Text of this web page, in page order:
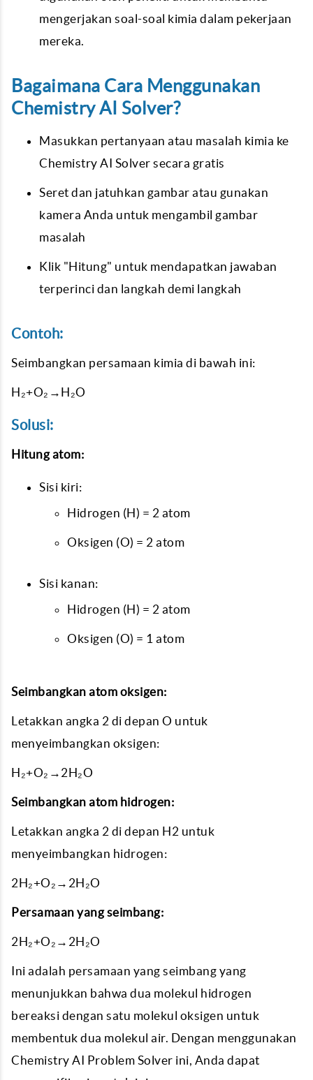
mengerjakan soal-soal kimia dalam pekerjaan
mereka.
Bagaimana Cara Menggunakan
Chemistry AI Solver?
Masukkan pertanyaan atau masalah kimia ke
Chemistry AI Solver secara gratis
Seret dan jatuhkan gambar atau gunakan
kamera Anda untuk mengambil gambar
masalah
Klik "Hitung" untuk mendapatkan jawaban
terperinci dan langkah demi langkah
Contoh:
Seimbangkan persamaan kimia di bawah ini:
H₂+O₂→H₂O
Solusi:
Hitung atom:
Sisi kiri:
Hidrogen (H) = 2 atom
Oksigen (O) = 2 atom
Sisi kanan:
Hidrogen (H) = 2 atom
Oksigen (O) = 1 atom
Seimbangkan atom oksigen:
Letakkan angka 2 di depan O untuk
menyeimbangkan oksigen:
H₂+O₂→2H₂O
Seimbangkan atom hidrogen:
Letakkan angka 2 di depan H2 untuk
menyeimbangkan hidrogen:
2H₂+O₂→2H₂O
Persamaan yang seimbang:
2H₂+O₂→2H₂O
Ini adalah persamaan yang seimbang yang
menunjukkan bahwa dua molekul hidrogen
bereaksi dengan satu molekul oksigen untuk
membentuk dua molekul air. Dengan menggunakan
Chemistry AI Problem Solver ini, Anda dapat